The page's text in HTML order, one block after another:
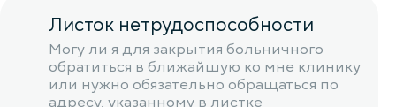
Листок нетрудоспособности
Могу ли я для закрытия больничного
обратиться в ближайшую ко мне клинику
или нужно обязательно обращаться по
адресу, указанному в листке